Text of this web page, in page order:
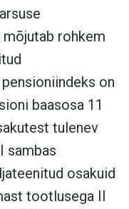
rohkem
on
baasosa 11
tulenev
sambas
osakuid
tootlusega II